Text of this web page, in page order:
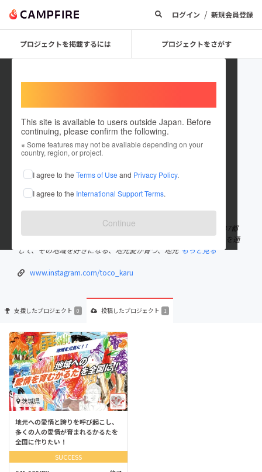
ログイン / 新規会員登録
プロジェクトを掲載するには プロジェクトをさがす
This site is available to users outside Japan. Before
continuing, please confirm the following.
※ Some features may not be available depending on your
country, region, or project.
I agree to the Terms of Use and Privacy Policy.
I agree to the International Support Terms.
Continue
toco_karu
これまでに1件のプロジェクトを投稿しています
在住国：日本 現在地：茨城県
出身国：日本 出身地：茨城県
都道府県いいとこかるた協会 地域のいいところを集めたかるたを47都
道府県に1つずつ作っていく活動をしています。 かるたを作ることを通
して、その地域を好きになる、地元愛が育つ、地元 もっと見る
www.instagram.com/toco_karu
支援したプロジェクト 0 投稿したプロジェクト 1
茨城県
地元への愛情と誇りを呼び起こし、
多くの人の愛情が育まれるかるたを
全国に作りたい！
SUCCESS